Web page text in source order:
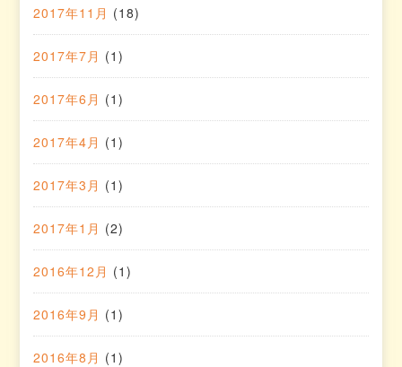
2017年11月 (18)
2017年7月 (1)
2017年6月 (1)
2017年4月 (1)
2017年3月 (1)
2017年1月 (2)
2016年12月 (1)
2016年9月 (1)
2016年8月 (1)